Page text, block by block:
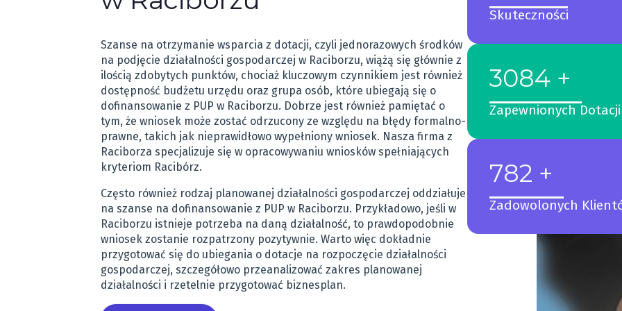
Szanse na otrzymanie wsparcia z dotacji, czyli jednorazowych środków
na podjęcie działalności gospodarczej w Raciborzu, wiążą się głównie z
ilością zdobytych punktów, chociaż kluczowym czynnikiem jest również
dostępność budżetu urzędu oraz grupa osób, które ubiegają się o
dofinansowanie z PUP w Raciborzu. Dobrze jest również pamiętać o
tym, że wniosek może zostać odrzucony ze względu na błędy formalno-
prawne, takich jak nieprawidłowo wypełniony wniosek. Nasza firma z
Raciborza specjalizuje się w opracowywaniu wniosków spełniających
kryteriom Racibórz.
Często również rodzaj planowanej działalności gospodarczej oddziałuje
na szanse na dofinansowanie z PUP w Raciborzu. Przykładowo, jeśli w
Raciborzu istnieje potrzeba na daną działalność, to prawdopodobnie
wniosek zostanie rozpatrzony pozytywnie. Warto więc dokładnie
przygotować się do ubiegania o dotacje na rozpoczęcie działalności
gospodarczej, szczegółowo przeanalizować zakres planowanej
działalności i rzetelnie przygotować biznesplan.
Skuteczności
3084 +
Zapewnionych Dotacji
782 +
Zadowolonych